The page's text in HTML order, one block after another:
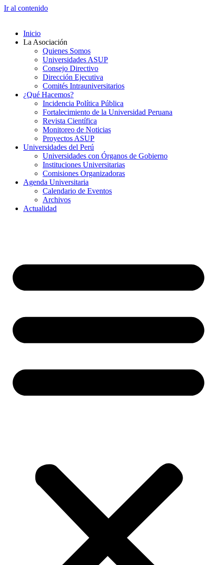
Ir al contenido
Inicio
La Asociación
Quienes Somos
Universidades ASUP
Consejo Directivo
Dirección Ejecutiva
Comités Intrauniversitarios
¿Qué Hacemos?
Incidencia Política Pública
Fortalecimiento de la Universidad Peruana
Revista Científica
Monitoreo de Noticias
Proyectos ASUP
Universidades del Perú
Universidades con Órganos de Gobierno
Instituciones Universitarias
Comisiones Organizadoras
Agenda Universitaria
Calendario de Eventos
Archivos
Actualidad